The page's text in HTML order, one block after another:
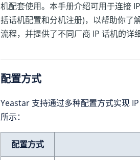
机配套使用。本手册介绍可用于连接
括话机配置和分机注册)，以帮助你了
流程，并提供了不同厂商 IP 话机的详
配置方式
Yeastar 支持通过多种配置方式实现
所示：
配置方式